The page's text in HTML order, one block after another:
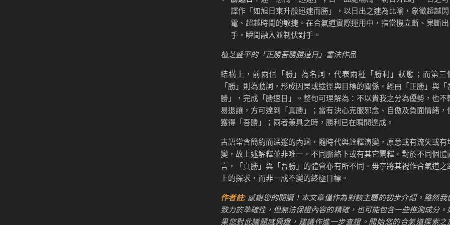
譯作「如旭日東升般迅速而勝」，以日出之速為比喻，象徵超越閃
電、超越時間的敏捷。在合氣道實際運用中，指當機立斷、果斷出
手，瞬間融入並制伏對手。
植芝盛平的「正勝吾勝勝速日」書法作品
結構上，前兩個「勝」為名詞，代表兩種「勝利」狀態；而第三
「勝」則為動詞，形成因果或途徑與目標的關係。經由「正勝」與「
勝」，完成「勝速日」。整句可理解為：不以貴我之分為優勢，也不
易退讓，方可達到「真勝」；當有決心克服邪念、自傲及負面情緒，
獲得「吾勝」；兩者兼具之時，勝利已在瞬間達成。
古語常含簡約而深邃的內涵，隨時代與詮釋演變，原意或有流失或有
變，故上述解釋並非唯一。不同脈絡下或有其它闡釋。對於不同個體
言，「真勝」與「吾勝」的體會亦有所不同。毋寧將其視作合氣道之
上的探求，而非一成不變的終極目標。
作者註:感謝您的閱讀！本文章僅作為對該主題的初步介紹。雖然我
致力於準確性，但無法保證內容的精確，也可能包含一些推測成分。
果您對此議題感興趣，建議作進一步查證。開始您的合氣道探索之